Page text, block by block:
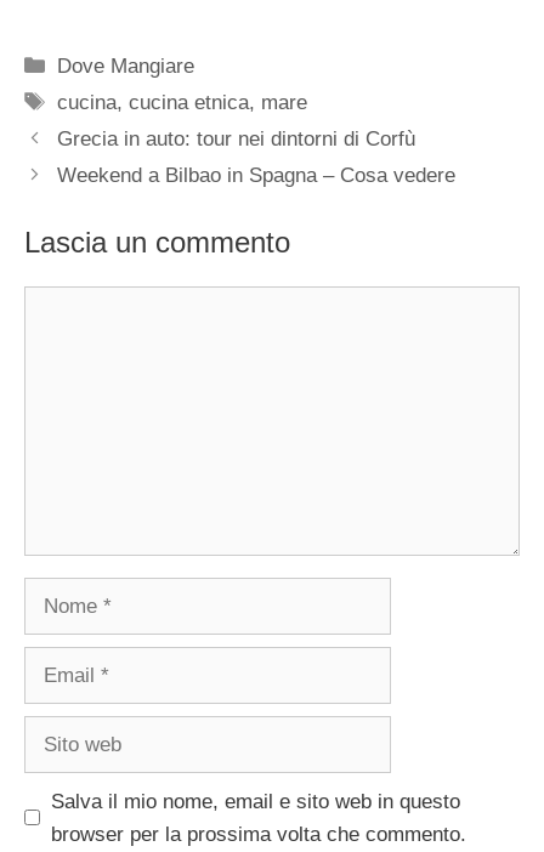
Categorie
Dove Mangiare
Tag
cucina,cucina etnica, mare
Grecia in auto: tour nei dintorni di Corfù
Weekend a Bilbao in Spagna – Cosa vedere
Lascia un commento
Salva il mio nome, email e sito web in questo
browser per la prossima volta che commento.